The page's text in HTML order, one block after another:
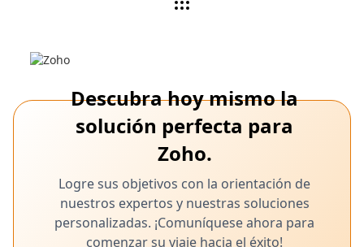
Descubra hoy mismo la
solución perfecta para
Zoho.
Logre sus objetivos con la orientación de
nuestros expertos y nuestras soluciones
personalizadas. ¡Comuníquese ahora para
comenzar su viaje hacia el éxito!